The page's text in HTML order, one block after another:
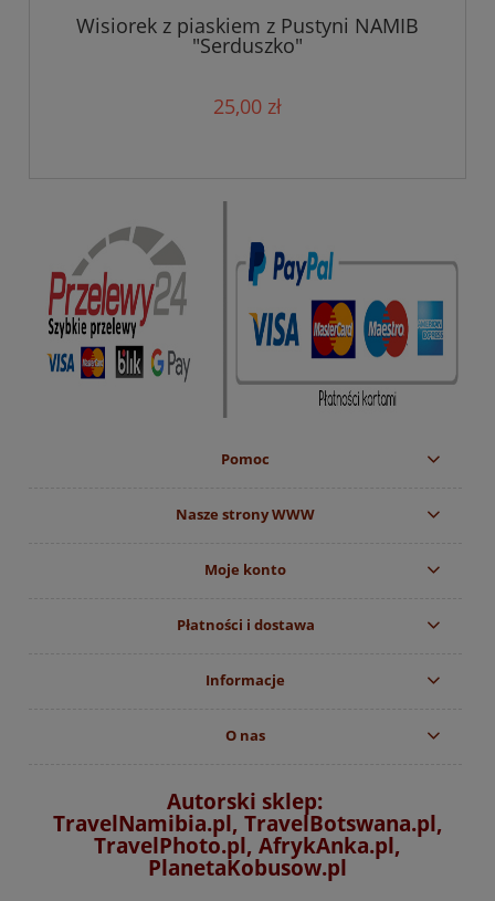
Wisiorek z piaskiem z Pustyni NAMIB
"Serduszko"
25,00 zł
Pomoc
Nasze strony WWW
Moje konto
Płatności i dostawa
Informacje
O nas
Autorski sklep:
TravelNamibia.pl, TravelBotswana.pl,
TravelPhoto.pl, AfrykAnka.pl,
PlanetaKobusow.pl